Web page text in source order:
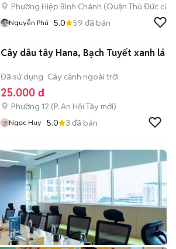
Phường Hiệp Bình Chánh (Quận Thủ Đức cũ)
Nguyễn Phú 5.0 59 đã bán
Cây dâu tây Hana, Bạch Tuyết xanh lá
Đã sử dụng Cây cảnh ngoài trời
25.000 đ
Phường 12 (P. An Hội Tây mới)
Ngọc Huy 5.0 3 đã bán